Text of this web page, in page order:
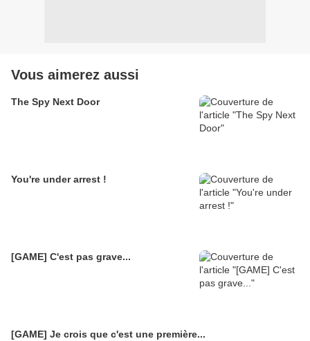
Vous aimerez aussi
The Spy Next Door
You're under arrest !
[GAME] C'est pas grave...
[GAME] Je crois que c'est une première...